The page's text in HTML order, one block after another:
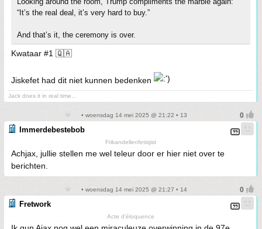
“It’s the real deal, it’s very hard to buy.”
And that’s it, the ceremony is over.
Kwataar #1 🇶🇦
Jiskefet had dit niet kunnen bedenken
Jack does it in real time...
• woensdag 14 mei 2025 @ 21:22 • 13
Immerdebestebob
Frikandellenfetisjist
Achjax, jullie stellen me wel teleur door er hier niet over te
berichten.
• woensdag 14 mei 2025 @ 21:27 • 14
Fretwork
Acte d'éloquence